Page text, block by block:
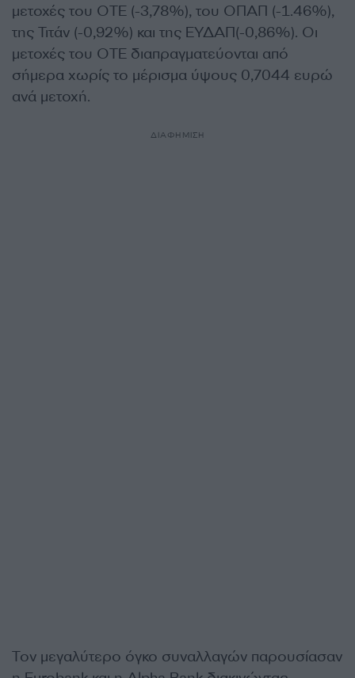
μετοχές του ΟΤΕ (-3,78%), του ΟΠΑΠ (-1.46%),
της Τιτάν (-0,92%) και της ΕΥΔΑΠ(-0,86%). Οι
μετοχές του ΟΤΕ διαπραγματεύονται από
σήμερα χωρίς το μέρισμα ύψους 0,7044 ευρώ
ανά μετοχή.
ΔΙΑΦΗΜΙΣΗ
Τον μεγαλύτερο όγκο συναλλαγών παρουσίασαν